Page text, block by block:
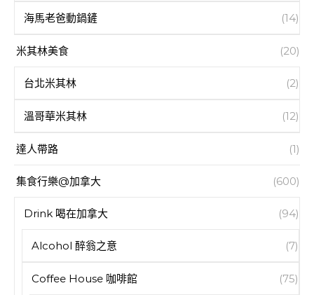
海馬老爸動鍋鏟 (14)
米其林美食 (20)
台北米其林 (2)
溫哥華米其林 (12)
達人帶路 (1)
集食行樂@加拿大 (600)
Drink 喝在加拿大 (94)
Alcohol 醉翁之意 (7)
Coffee House 咖啡館 (75)